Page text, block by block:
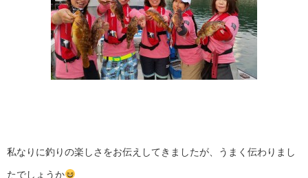
私なりに釣りの楽しさをお伝えしてきましたが、うまく伝わりまし
たでしょうか